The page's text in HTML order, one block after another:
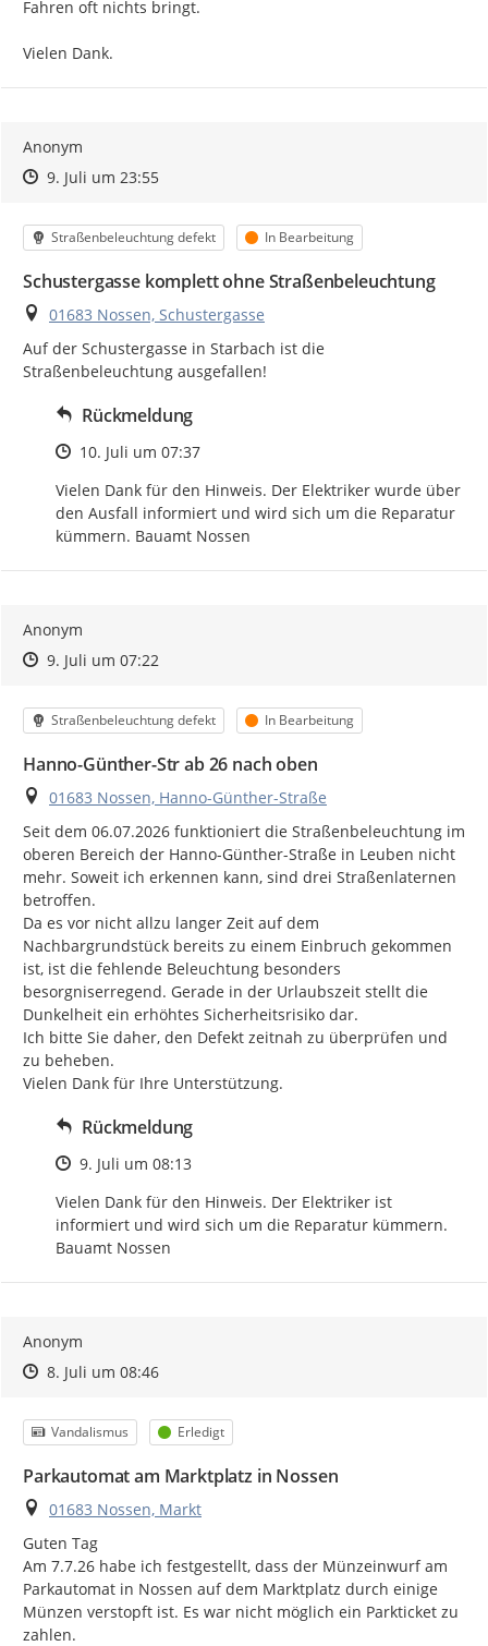
Fahren oft nichts bringt.
Vielen Dank.
Anonym
Zeitpunkt des Erstellens
Zeitpunkt des Erstellens
9. Juli um 23:55Zur Äußerung
Kategorie
Straßenbeleuchtung defekt Status
In Bearbeitung
Schustergasse komplett ohne Straßenbeleuchtung
Ort
01683 Nossen, Schustergasse
Auf der Schustergasse in Starbach ist die
Straßenbeleuchtung ausgefallen!
Rückmeldung
Zeitpunkt des Erstellens
10. Juli um 07:37
Vielen Dank für den Hinweis. Der Elektriker wurde über
den Ausfall informiert und wird sich um die Reparatur
kümmern. Bauamt Nossen
Anonym
Zeitpunkt des Erstellens
Zeitpunkt des Erstellens
9. Juli um 07:22Zur Äußerung
Kategorie
Straßenbeleuchtung defekt Status
In Bearbeitung
Hanno-Günther-Str ab 26 nach oben
Ort
01683 Nossen, Hanno-Günther-Straße
Seit dem 06.07.2026 funktioniert die Straßenbeleuchtung im
oberen Bereich der Hanno-Günther-Straße in Leuben nicht
mehr. Soweit ich erkennen kann, sind drei Straßenlaternen
betroffen.
Da es vor nicht allzu langer Zeit auf dem
Nachbargrundstück bereits zu einem Einbruch gekommen
ist, ist die fehlende Beleuchtung besonders
besorgniserregend. Gerade in der Urlaubszeit stellt die
Dunkelheit ein erhöhtes Sicherheitsrisiko dar.
Ich bitte Sie daher, den Defekt zeitnah zu überprüfen und
zu beheben.
Vielen Dank für Ihre Unterstützung.
Rückmeldung
Zeitpunkt des Erstellens
9. Juli um 08:13
Vielen Dank für den Hinweis. Der Elektriker ist
informiert und wird sich um die Reparatur kümmern.
Bauamt Nossen
Anonym
Zeitpunkt des Erstellens
Zeitpunkt des Erstellens
8. Juli um 08:46Zur Äußerung
Kategorie
Vandalismus Status
Erledigt
Parkautomat am Marktplatz in Nossen
Ort
01683 Nossen, Markt
Guten Tag
Am 7.7.26 habe ich festgestellt, dass der Münzeinwurf am
Parkautomat in Nossen auf dem Marktplatz durch einige
Münzen verstopft ist. Es war nicht möglich ein Parkticket zu
zahlen.